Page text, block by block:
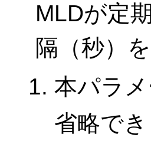
MLDが定
隔（秒）
本パラ
省略で